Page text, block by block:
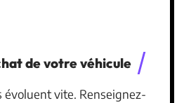
de votre véhicule
évoluent vite. Renseignez-